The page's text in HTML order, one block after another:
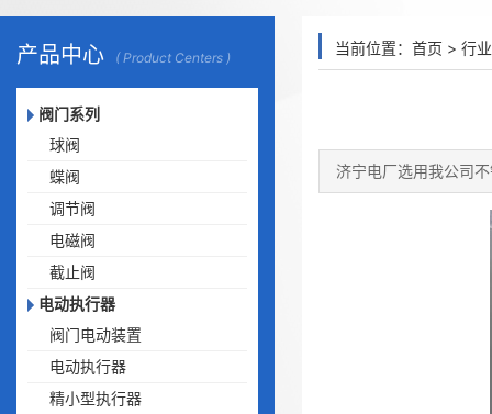
产品中心 ( Product Centers )
阀门系列
球阀
蝶阀
调节阀
电磁阀
截止阀
电动执行器
阀门电动装置
电动执行器
精小型执行器
当前位置： 首页 > 行
济宁电厂选用我公司